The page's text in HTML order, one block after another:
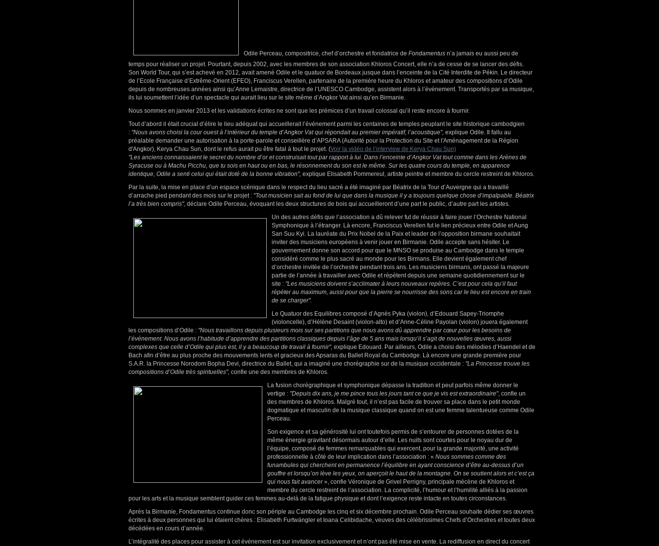
Odile Perceau, compositrice, chef d’orchestre et fondatrice de Fondamentus n’a jamais eu aussi peu de
temps pour réaliser un projet. Pourtant, depuis 2002, avec les membres de son association Khloros Concert, elle n’a de cesse de se lancer des défis.
Son World Tour, qui s’est achevé en 2012, avait amené Odile et le quatuor de Bordeaux jusque dans l’enceinte de la Cité Interdite de Pékin. Le directeur
de l’Ecole Française d’Extrême-Orient (EFEO), Franciscus Verellen, partenaire de la première heure du Khloros et amateur des compositions d’Odile
depuis de nombreuses années ainsi qu’Anne Lemaistre, directrice de l’UNESCO Cambodge, assistent alors à l’événement. Transportés par sa musique,
ils lui soumettent l’idée d’un spectacle qui aurait lieu sur le site même d’Angkor Vat ainsi qu’en Birmanie.
Nous sommes en janvier 2013 et les validations écrites ne sont que les prémices d’un travail colossal qu’il reste encore à fournir.
Tout d’abord il était crucial d’élire le lieu adéquat qui accueillerait l’événement parmi les centaines de temples peuplant le site historique cambodgien
: "Nous avons choisi la cour ouest à l’intérieur du temple d’Angkor Vat qui répondait au premier impératif, l’acoustique", explique Odile. Il fallu au
préalable demander une autorisation à la porte-parole et conseillère d’APSARA (Autorité pour la Protection du Site et l'Aménagement de la Région
d'Angkor), Kerya Chau Sun, dont le refus aurait pu être fatal à tout le projet. (Voir la vidéo de l’interview de Kerya Chau Sun)
"Les anciens connaissaient le secret du nombre d’or et construisait tout par rapport à lui. Dans l’enceinte d’Angkor Vat tout comme dans les Arènes de
Syracuse ou à Machu Picchu, que tu sois en haut ou en bas, le résonnement du son est le même. Sur les quatre cours du temple, en apparence
identique, Odile a senti celui qui était doté de la bonne vibration", explique Elisabeth Pommereul, artiste peintre et membre du cercle restreint de Khloros.
Par la suite, la mise en place d’un espace scénique dans le respect du lieu sacré a été imaginé par Béatrix de la Tour d’Auvergne qui a travaillé
d’arrache pied pendant des mois sur le projet : "Tout musicien sait au fond de lui que dans la musique il y a toujours quelque chose d’impalpable. Béatrix
l’a très bien compris", déclare Odile Perceau, évoquant les deux structures de bois qui accueilleront d’une part le public, d’autre part les artistes.
Un des autres défis que l’association a dû relever fut de réussir à faire jouer l’Orchestre National
Symphonique à l’étranger. Là encore, Franciscus Verellen fut le lien précieux entre Odile et Aung
San Suu Kyi. La lauréate du Prix Nobel de la Paix et leader de l’opposition birmane souhaitait
inviter des musiciens européens à venir jouer en Birmanie. Odile accepte sans hésiter. Le
gouvernement donne son accord pour que le MNSO se produise au Cambodge dans le temple
considéré comme le plus sacré au monde pour les Birmans. Elle devient également chef
d’orchestre invitée de l’orchestre pendant trois ans. Les musiciens birmans, ont passé la majeure
partie de l’année à travailler avec Odile et répètent depuis une semaine quotidiennement sur le
site : "Les musiciens doivent s’acclimater à leurs nouveaux repères. C’est pour cela qu’il faut
répéter au maximum, aussi pour que la pierre se nourrisse des sons car le lieu est encore en train
de se charger".
Le Quatuor des Equilibres composé d’Agnès Pyka (violon), d’Edouard Sapey-Triomphe
(violoncelle), d’Hélène Desaint (violon-alto) et d’Anne-Céline Payolan (violon) jouera également
les compositions d’Odile : "Nous travaillons depuis plusieurs mois sur ses partitions que nous avons dû apprendre par cœur pour les besoins de
l’événement. Nous avons l’habitude d’apprendre des partitions classiques depuis l’âge de 5 ans mais lorsqu’il s’agit de nouvelles œuvres, aussi
complexes que celle d’Odile qui plus est, il y a beaucoup de travail à fournir", explique Edouard. Par ailleurs, Odile a choisi des mélodies d’Haendel et de
Bach afin d’être au plus proche des mouvements lents et gracieux des Apsaras du Ballet Royal du Cambodge. Là encore une grande première pour
S.A.R. la Princesse Norodom Bopha Devi, directrice du Ballet, qui a imaginé une chorégraphie sur de la musique occidentale : "La Princesse trouve les
compositions d’Odile très spirituelles", confie une des membres de Khloros.
La fusion chorégraphique et symphonique dépasse la tradition et peut parfois même donner le
vertige : "Depuis dix ans, je me pince tous les jours tant ce que je vis est extraordinaire", confie un
des membres de Khloros. Malgré tout, il n’est pas facile de trouver sa place dans le petit monde
dogmatique et masculin de la musique classique quand on est une femme talentueuse comme Odile
Perceau.
Son exigence et sa générosité lui ont toutefois permis de s’entourer de personnes dotées de la
même énergie gravitant désormais autour d’elle. Les nuits sont courtes pour le noyau dur de
l’équipe, composé de femmes remarquables qui exercent, pour la grande majorité, une activité
professionnelle à côté de leur implication dans l’association : « Nous sommes comme des
funambules qui cherchent en permanence l’équilibre en ayant conscience d’être au-dessus d’un
gouffre et lorsqu’on lève les yeux, on aperçoit le haut de la montagne. On se soutient alors et c’est ça
qui nous fait avancer», confie Véronique de Grivel Perrigny, principale mécène de Khloros et
membre du cercle restreint de l’association. La complicité, l’humour et l’humilité alliés à la passion
pour les arts et la musique semblent guider ces femmes au-delà de la fatigue physique et dont l’exigence reste intacte en toutes circonstances.
Après la Birmanie, Fondamentus continue donc son périple au Cambodge les cinq et six décembre prochain. Odile Perceau souhaite dédier ses œuvres
écrites à deux personnes qui lui étaient chères : Elisabeth Furtwängler et Ioana Celibidache, veuves des célébrissimes Chefs d’Orchestres et toutes deux
décédées en cours d’année.
L’intégralité des places pour assister à cet événement est sur invitation exclusivement et n’ont pas été mise en vente. La rediffusion en direct du concert